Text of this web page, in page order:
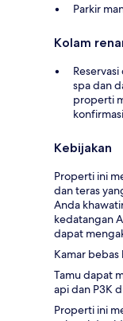
Parkir
Kolam
spa dan
properti
Kebijakan
Properti ini
dan teras
Anda
kedatangan
dapat
Kamar
Tamu dapat
api dan P3K
Properti ini